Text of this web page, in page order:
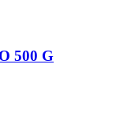
500 G